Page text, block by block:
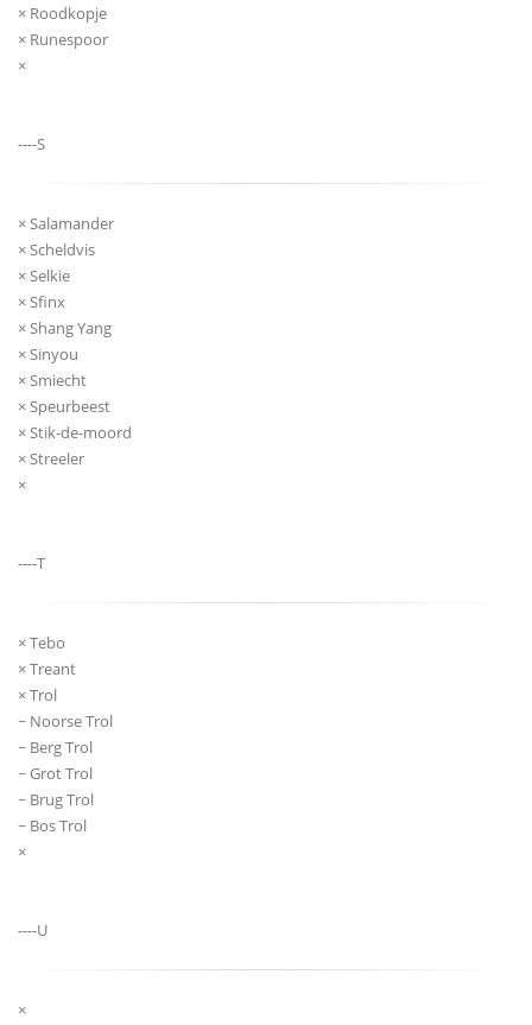
× Roodkopje
× Runespoor
×
----S
× Salamander
× Scheldvis
× Selkie
× Sfinx
× Shang Yang
× Sinyou
× Smiecht
× Speurbeest
× Stik-de-moord
× Streeler
×
----T
× Tebo
× Treant
× Trol
~ Noorse Trol
~ Berg Trol
~ Grot Trol
~ Brug Trol
~ Bos Trol
×
----U
×